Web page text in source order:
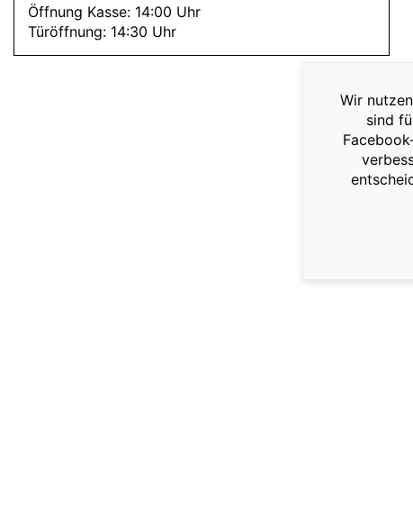
Öffnung Kasse: 14:00 Uhr
Türöffnung: 14:30 Uhr
Wir
sind